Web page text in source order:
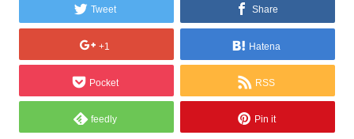
Tweet Share
+1 Hatena
Pocket RSS
feedly Pin it